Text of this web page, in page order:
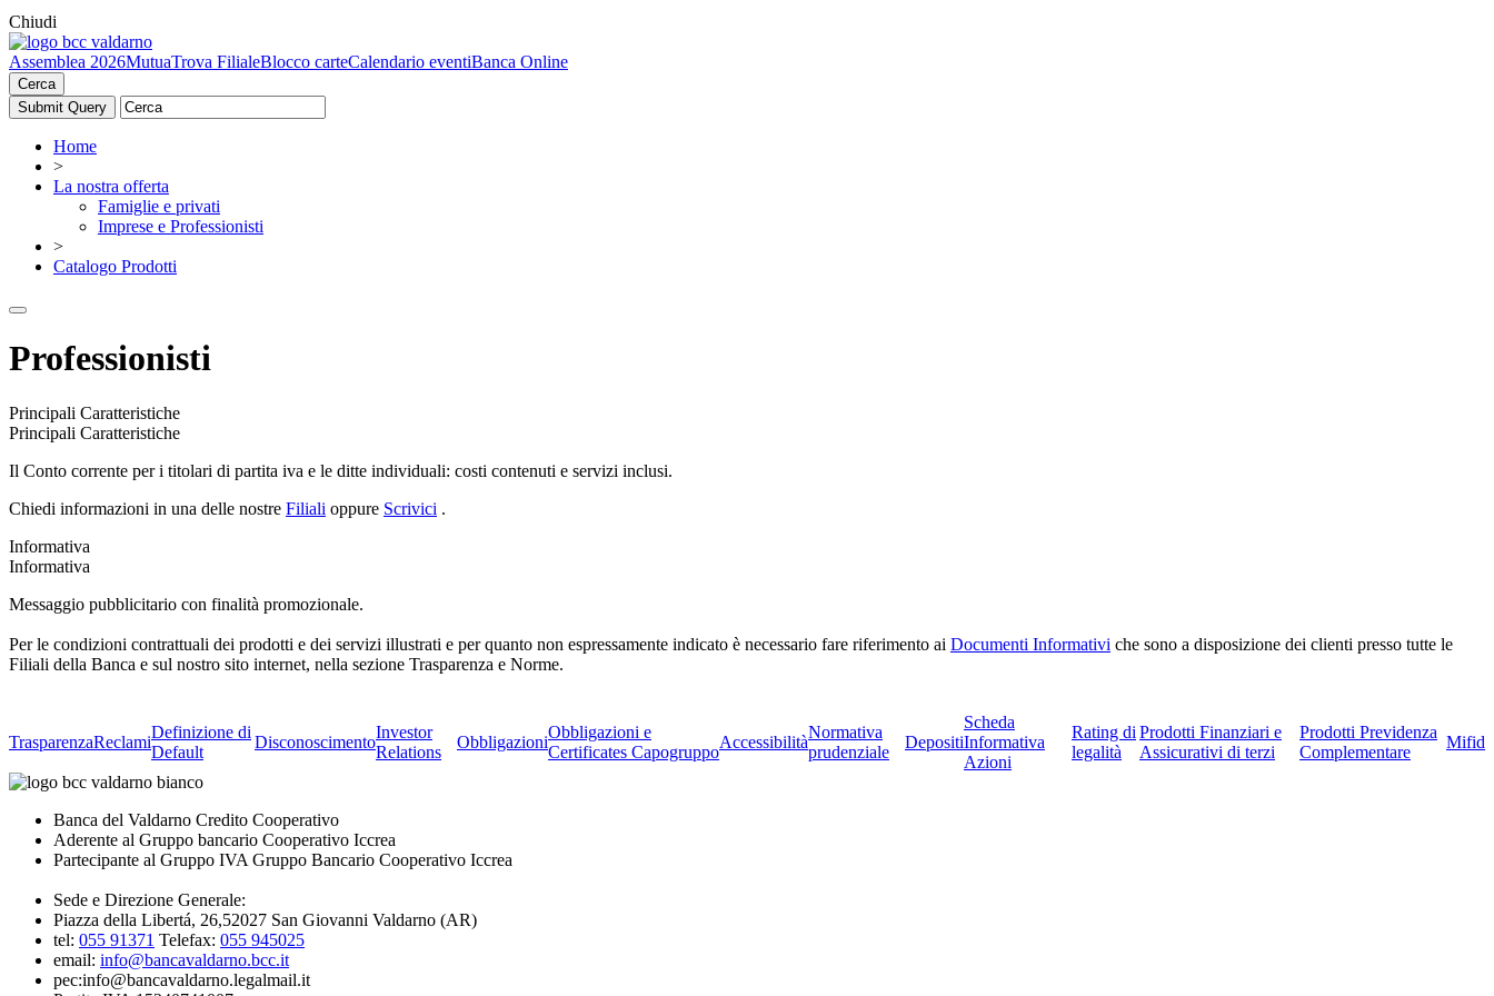
Chiudi
Assemblea 2026MutuaTrova FilialeBlocco carteCalendario eventiBanca Online
Cerca
Home
>
La nostra offerta
Famiglie e privati
Imprese e Professionisti
>
Catalogo Prodotti
Professionisti
Principali Caratteristiche
Principali Caratteristiche
Il Conto corrente per i titolari di partita iva e le ditte individuali: costi contenuti e servizi inclusi.
Chiedi informazioni in una delle nostre Filiali oppure Scrivici .
Informativa
Informativa
Messaggio pubblicitario con finalità promozionale.
Per le condizioni contrattuali dei prodotti e dei servizi illustrati e per quanto non espressamente indicato è necessario fare riferimento ai Documenti Informativi che sono a disposizione dei clienti presso tutte le
Filiali della Banca e sul nostro sito internet, nella sezione Trasparenza e Norme.
TrasparenzaReclami
Definizione di
Default
Disconoscimento
Investor
Relations
Obbligazioni
Obbligazioni e
Certificates Capogruppo
Accessibilità
Normativa
prudenziale
Depositi
Scheda
Informativa
Azioni
Rating di
legalità
Prodotti Finanziari e
Assicurativi di terzi
Prodotti Previdenza
Complementare
Mifid
Banca del Valdarno Credito Cooperativo
Aderente al Gruppo bancario Cooperativo Iccrea
Partecipante al Gruppo IVA Gruppo Bancario Cooperativo Iccrea
Sede e Direzione Generale:
Piazza della Libertá, 26,52027 San Giovanni Valdarno (AR)
tel: 055 91371 Telefax: 055 945025
email: info@bancavaldarno.bcc.it
pec:info@bancavaldarno.legalmail.it